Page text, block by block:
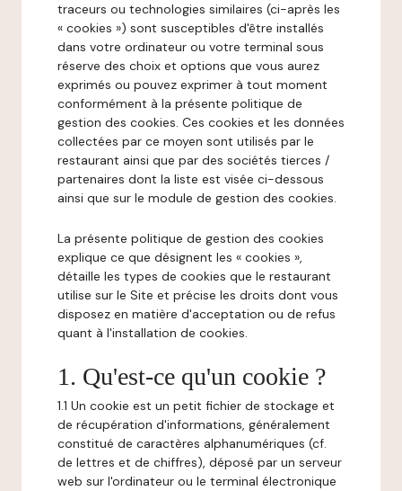
traceurs ou technologies similaires (ci-après les
« cookies ») sont susceptibles d'être installés
dans votre ordinateur ou votre terminal sous
réserve des choix et options que vous aurez
exprimés ou pouvez exprimer à tout moment
conformément à la présente politique de
gestion des cookies. Ces cookies et les données
collectées par ce moyen sont utilisés par le
restaurant ainsi que par des sociétés tierces /
partenaires dont la liste est visée ci-dessous
ainsi que sur le module de gestion des cookies.
La présente politique de gestion des cookies
explique ce que désignent les « cookies »,
détaille les types de cookies que le restaurant
utilise sur le Site et précise les droits dont vous
disposez en matière d'acceptation ou de refus
quant à l'installation de cookies.
1. Qu'est-ce qu'un cookie ?
1.1 Un cookie est un petit fichier de stockage et
de récupération d'informations, généralement
constitué de caractères alphanumériques (cf.
de lettres et de chiffres), déposé par un serveur
web sur l'ordinateur ou le terminal électronique